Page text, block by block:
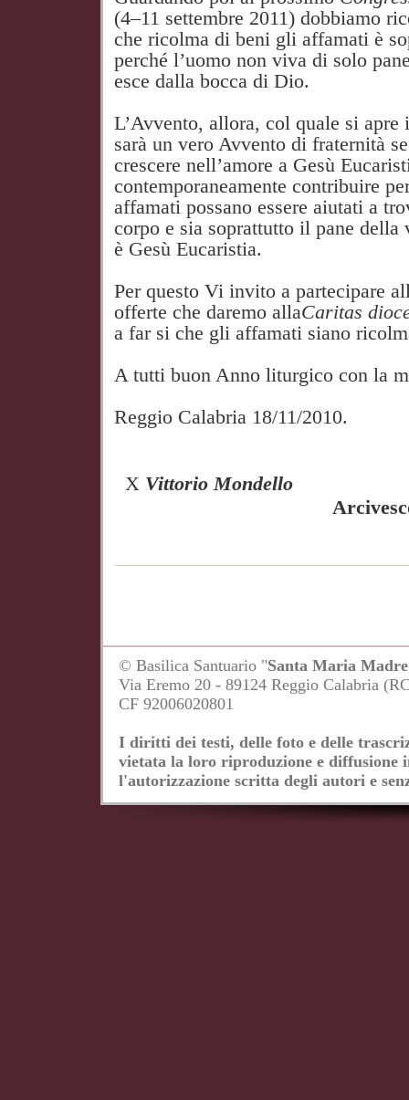
(4–11 settembre 2011) dobbiamo
che ricolma di beni gli affamati è
perché l’uomo non viva di solo
esce dalla bocca di Dio.
L’Avvento, allora, col quale si
sarà un vero Avvento di fraternità
crescere nell’amore a Gesù
contemporaneamente contribuire
affamati possano essere aiutati a
corpo e sia soprattutto il pane
è Gesù Eucaristia.
Per questo Vi invito a partecipare
offerte che daremo allaCaritas
a far si che gli affamati siano
A tutti buon Anno liturgico con la
Reggio Calabria 18/11/2010.
X Vittorio Mondello
Arcivescovo
© Basilica Santuario "Santa Maria
Via Eremo 20 - 89124 Reggio Calabria
CF 92006020801
I diritti dei testi, delle foto e delle
vietata la loro riproduzione e diffusione
l'autorizzazione scritta degli autori e